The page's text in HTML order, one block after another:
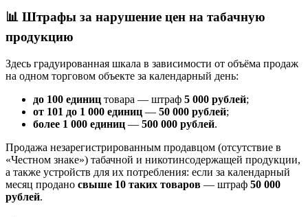
📊 Штрафы за нарушение цен на табачную
продукцию
Здесь градуированная шкала в зависимости от объёма продаж
на одном торговом объекте за календарный день:
до 100 единиц товара — штраф 5 000 рублей;
от 101 до 1 000 единиц — 50 000 рублей;
более 1 000 единиц — 500 000 рублей.
Продажа незарегистрированным продавцом (отсутствие в
«Честном знаке») табачной и никотинсодержащей продукции,
а также устройств для их потребления: если за календарный
месяц продано свыше 10 таких товаров — штраф 50 000
рублей.